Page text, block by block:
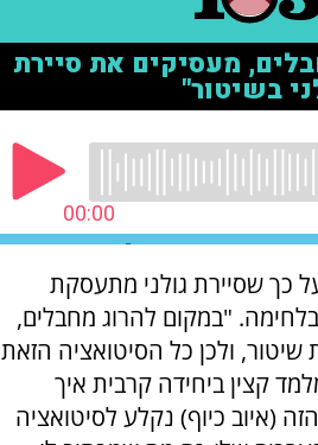
כך שסיירת גולני מתעסקת
"במקום להרוג מחבלים,
שיטור, ולכן כל הסיטואציה הזאת
קצין ביחידה קרבית איך
(איוב כיוף) נקלע לסיטואציה